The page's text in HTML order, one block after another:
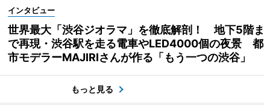
インタビュー
世界最大「渋谷ジオラマ」を徹底解剖！ 地下5階ま
で再現・渋谷駅を走る電車やLED4000個の夜景 都
市モデラーMAJIRIさんが作る「もう一つの渋谷」
もっと見る